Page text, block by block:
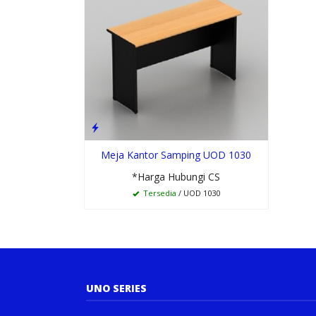
Meja Kantor Samping UOD 1030
*Harga Hubungi CS
Tersedia / UOD 1030
UNO SERIES